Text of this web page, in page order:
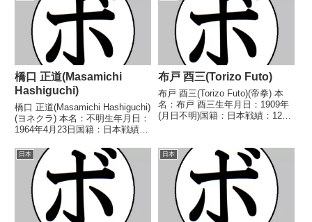
橋口 正道(Masamichi
Hashiguchi)
橋口 正道(Masamichi Hashiguchi)
(ヨネクラ) 本名：不明生年月日：
1964年4月23日国籍：日本戦績：
トル】1987年度B級トーナメント
ライト級優勝 【戦歴】
1984/04/28...
布戸 酉三(Torizo Futo)
布戸 酉三(Torizo Futo)(帝拳) 本
名：布戸 酉三生年月日：1909年
(月日不明)国籍：日本戦績：12戦
ー級優勝(アマチュア) 【戦歴】
(年月日不明) ○(内容...
日本 日本